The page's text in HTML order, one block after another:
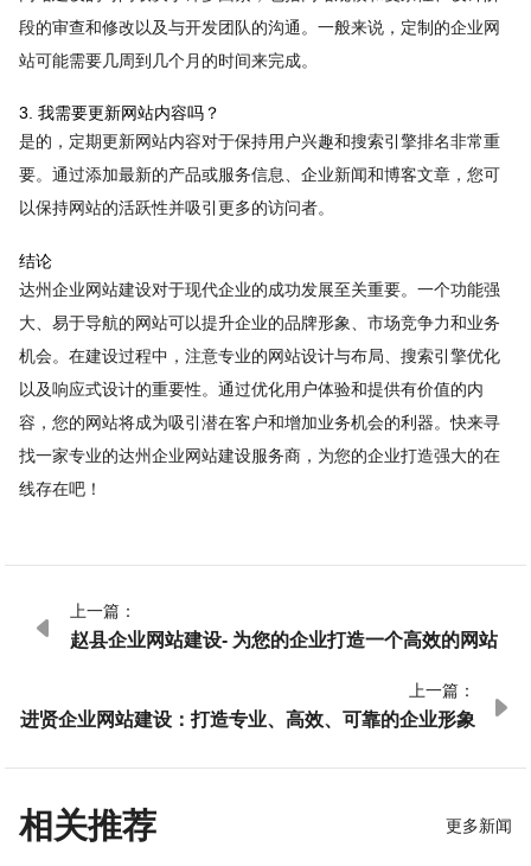
段的审查和修改以及与开发团队的沟通。一般来说，定制的企业网
站可能需要几周到几个月的时间来完成。
3. 我需要更新网站内容吗？
是的，定期更新网站内容对于保持用户兴趣和搜索引擎排名非常重
要。通过添加最新的产品或服务信息、企业新闻和博客文章，您可
以保持网站的活跃性并吸引更多的访问者。
结论
达州企业网站建设对于现代企业的成功发展至关重要。一个功能强
大、易于导航的网站可以提升企业的品牌形象、市场竞争力和业务
机会。在建设过程中，注意专业的网站设计与布局、搜索引擎优化
以及响应式设计的重要性。通过优化用户体验和提供有价值的内
容，您的网站将成为吸引潜在客户和增加业务机会的利器。快来寻
找一家专业的达州企业网站建设服务商，为您的企业打造强大的在
线存在吧！

上一篇：
赵县企业网站建设- 为您的企业打造一个高效的网站
上一篇：
进贤企业网站建设：打造专业、高效、可靠的企业形象

相关推荐 更多新闻